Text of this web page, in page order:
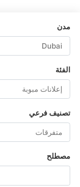
مدن
Dubai
الفئة
إعلانات مبوبة
تصنيف فرعي
متفرقات
مصطلح